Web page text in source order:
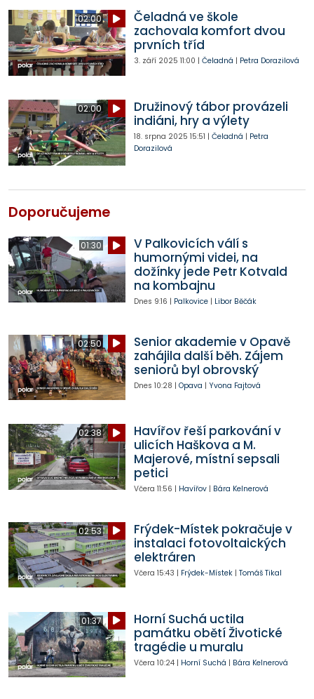
02:00
Čeladná ve škole
zachovala komfort dvou
prvních tříd
3. září 2025 11:00 | Čeladná | Petra Dorazilová
02:00
Družinový tábor provázeli
indiáni, hry a výlety
18. srpna 2025 15:51 | Čeladná | Petra
Dorazilová
Doporučujeme
01:30
V Palkovicích válí s
humornými videi, na
dožínky jede Petr Kotvald
na kombajnu
Dnes 9:16 | Palkovice| Libor Běčák
02:50
Senior akademie v Opavě
zahájila další běh. Zájem
seniorů byl obrovský
Dnes 10:28 | Opava | Yvona Fajtová
02:38
Havířov řeší parkování v
ulicích Haškova a M.
Majerové, místní sepsali
petici
Včera 11:56 | Havířov| Bára Kelnerová
02:53
Frýdek-Místek pokračuje v
instalaci fotovoltaických
elektráren
Včera 15:43 | Frýdek-Místek| Tomáš Tikal
01:37
Horní Suchá uctila
památku obětí Životické
tragédie u muralu
Včera 10:24| Horní Suchá | Bára Kelnerová